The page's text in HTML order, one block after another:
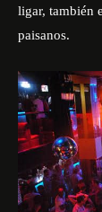
ligar, también
paisanos.